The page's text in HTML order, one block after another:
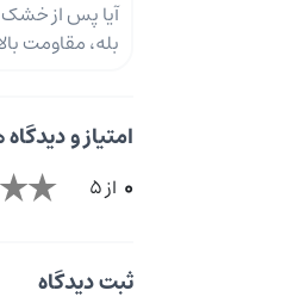
آیا پس از خشک
بله، مقاومت
امتیاز و
0 از 5
ثبت دیدگاه